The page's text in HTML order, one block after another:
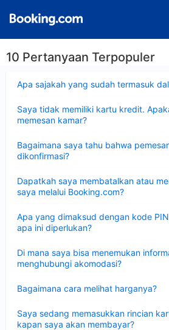
10 Pertanyaan Terpopuler
Apa sajakah yang sudah termasuk
Saya tidak memiliki kartu kredit.
memesan kamar?
Bagaimana saya tahu bahwa
dikonfirmasi?
Dapatkah saya membatalkan atau
saya melalui Booking.com?
Apa yang dimaksud dengan kode
apa ini diperlukan?
Di mana saya bisa menemukan
menghubungi akomodasi?
Bagaimana cara melihat harganya?
Saya sedang memasukkan rincian
kapan saya akan membayar?